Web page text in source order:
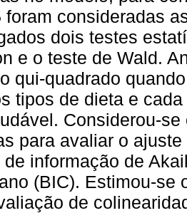
foram consideradas
dois testes
e o teste de Wald.
qui-quadrado
tipos de dieta e
Considerou-
para avaliar o
de informação de
(BIC). Estimou-se
de